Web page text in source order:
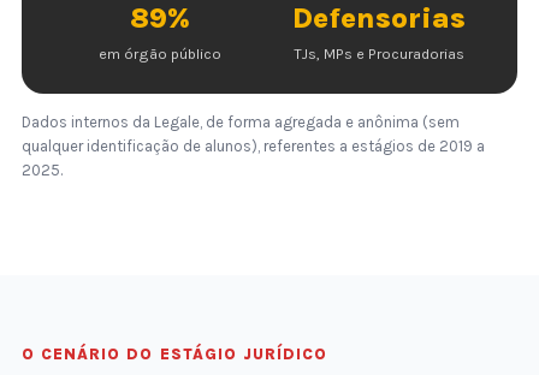
89%
em órgão público
Defensorias
TJs, MPs e Procuradorias
Dados internos da Legale, de forma agregada e anônima (sem
qualquer identificação de alunos), referentes a estágios de 2019 a
2025.
O CENÁRIO DO ESTÁGIO JURÍDICO